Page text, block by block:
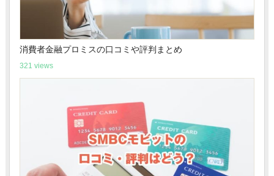
消費者金融プロミスの口コミや評判まとめ
321 views